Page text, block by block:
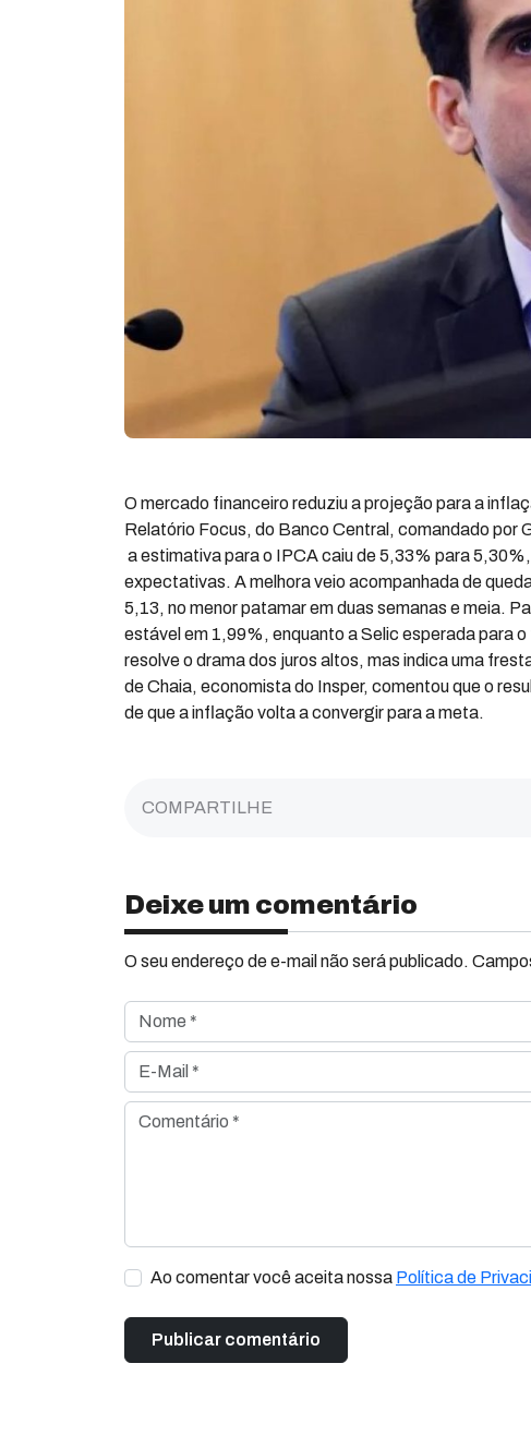
O mercado financeiro reduziu a projeção para a
Relatório Focus, do Banco Central, comandado por
a estimativa para o IPCA caiu de 5,33% para
expectativas. A melhora veio acompanhada de
5,13, no menor patamar em duas semanas e meia.
estável em 1,99%, enquanto a Selic esperada para
resolve o drama dos juros altos, mas indica uma
de Chaia, economista do Insper, comentou que o
de que a inflação volta a convergir para a meta.
COMPARTILHE
Deixe um comentário
O seu endereço de e-mail não será publicado.
Nome *
E-Mail *
Comentário *
Ao comentar você aceita nossa Política de